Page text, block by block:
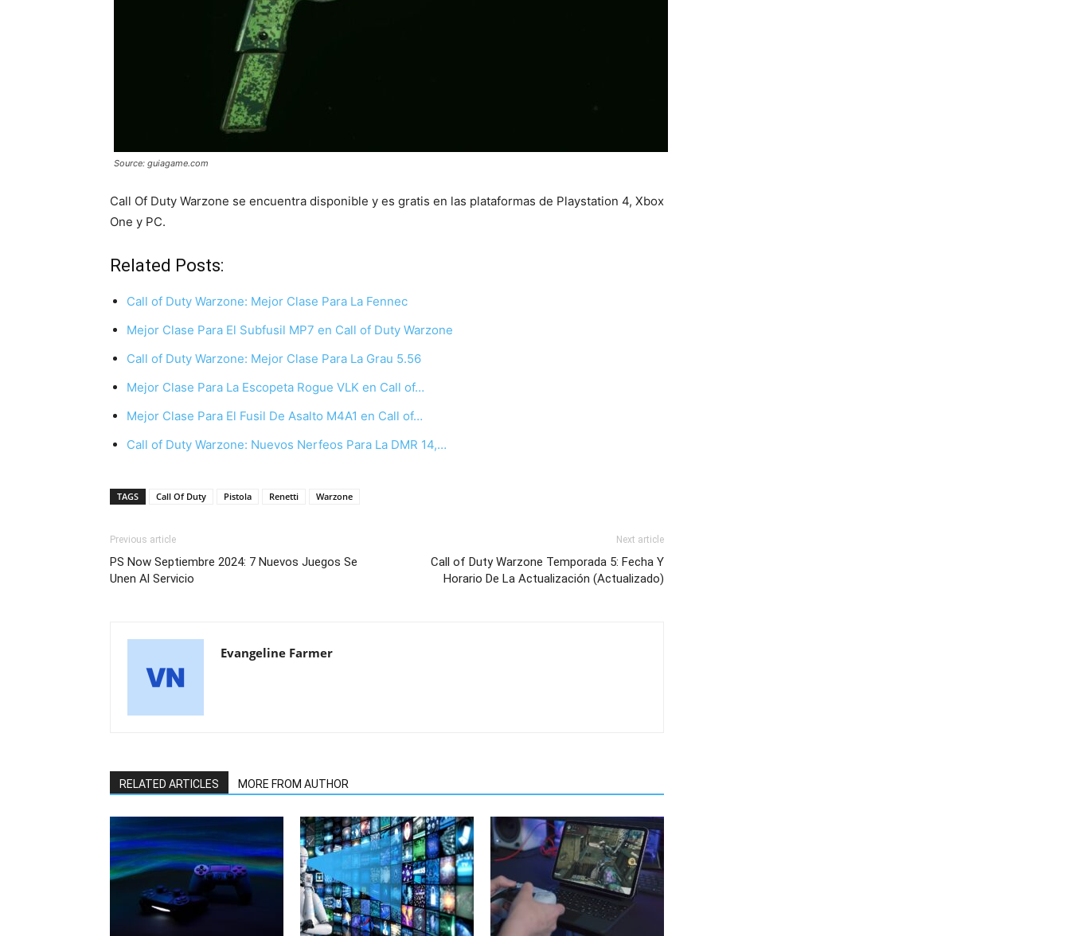
Source: guiagame.com
Call Of Duty Warzone se encuentra disponible y es gratis en las plataformas de Playstation 4, Xbox
One y PC.
Related Posts:
Call of Duty Warzone: Mejor Clase Para La Fennec
Mejor Clase Para El Subfusil MP7 en Call of Duty Warzone
Call of Duty Warzone: Mejor Clase Para La Grau 5.56
Mejor Clase Para La Escopeta Rogue VLK en Call of…
Mejor Clase Para El Fusil De Asalto M4A1 en Call of…
Call of Duty Warzone: Nuevos Nerfeos Para La DMR 14,…
TAGS Call Of Duty Pistola Renetti Warzone
Previous article
PS Now Septiembre 2024: 7 Nuevos Juegos Se
Unen Al Servicio
Next article
Call of Duty Warzone Temporada 5: Fecha Y
Horario De La Actualización (Actualizado)
Evangeline Farmer
RELATED ARTICLES MORE FROM AUTHOR